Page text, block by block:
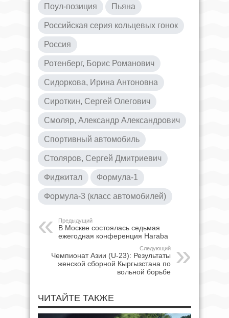
Поул-позиция Пьяна
Российская серия кольцевых гонок
Россия
Ротенберг, Борис Романович
Сидоркова, Ирина Антоновна
Сироткин, Сергей Олегович
Смоляр, Александр Александрович
Спортивный автомобиль
Столяров, Сергей Дмитриевич
Фиджитал Формула-1
Формула-3 (класс автомобилей)
Предыдущий
В Москве состоялась седьмая
ежегодная конференция Haraba
Следующий
Чемпионат Азии (U-23): Результаты
женской сборной Кыргызстана по
вольной борьбе
ЧИТАЙТЕ ТАКЖЕ